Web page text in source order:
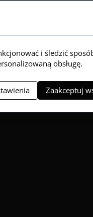
i mocno
domknięte do
i śledzić
obsługę.
Zaakceptuj